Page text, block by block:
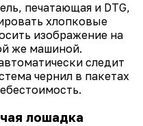
печатающая и DTG,
хлопковые
изображение на
же машиной.
следит
чернил в пакетах
лошадка